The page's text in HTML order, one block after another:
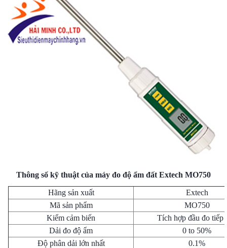
Thông số kỹ thuật của máy đo độ ẩm đất Extech MO750
Hãng sản xuất
Extech
Mã sản phẩm
MO750
Kiểm cảm biến
Tích hợp đầu đo tiếp
Dải đo độ ẩm
0 to 50%
Độ phân dải lớn nhất
0.1%